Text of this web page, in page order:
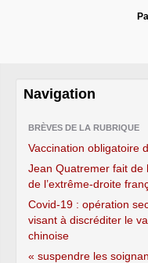
Navigation
BRÈVES DE LA RUBRIQUE
Vaccination obligatoire
Jean Quatremer fait de
de l’extrême-droite
Covid-19 : opération
visant à discréditer le
chinoise
« suspendre les